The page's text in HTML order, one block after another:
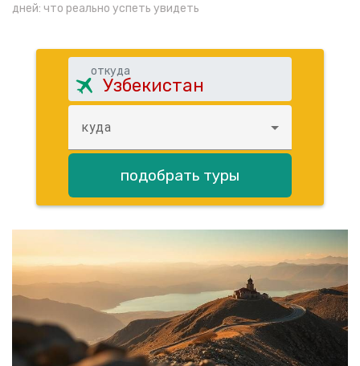
О туризме
Зарегистрироваться
дней: что реально успеть увидеть
откуда
куда
подобрать туры